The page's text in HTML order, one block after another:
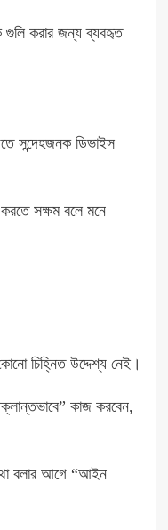
গুলি করার জন্য ব্যবহৃত
সন্দেহজনক ডিভাইস
সক্ষম বলে মনে
চিহ্নিত উদ্দেশ্য নেই।
কাজ করবেন,
বলার আগে “আইন